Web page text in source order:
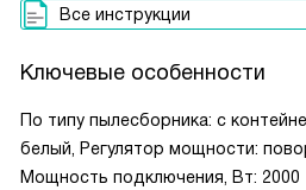
Все инструкции
Ключевые особенности
По типу пылесборника: с
белый, Регулятор мощности:
Мощность подключения, Вт: 2000